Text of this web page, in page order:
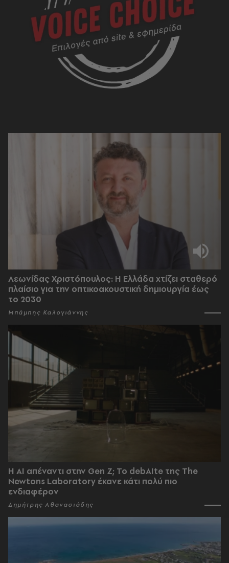
Λεωνίδας Χριστόπουλος: Η Ελλάδα χτίζει σταθερό
πλαίσιο για την οπτικοακουστική δημιουργία έως
το 2030
Μπάμπης Καλογιάννης
Η AI απέναντι στην Gen Z; Το debAIte της The
Newtons Laboratory έκανε κάτι πολύ πιο
ενδιαφέρον
Δημήτρης Αθανασιάδης